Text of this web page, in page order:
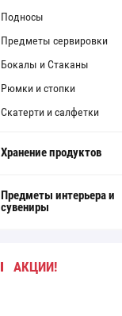
Подносы
Предметы сервировки
Бокалы и Стаканы
Рюмки и стопки
Скатерти и салфетки
Хранение продуктов
Предметы интерьера и
сувениры
АКЦИИ!